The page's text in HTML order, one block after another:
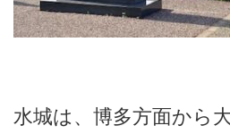
水城は、博多方面から